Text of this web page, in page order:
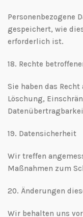
Personenbezogene
gespeichert, wie
erforderlich ist.
18.⁠ ⁠Rechte
Sie haben das
Löschung,
19.⁠ ⁠Datensicherheit
Wir treffen
Maßnahmen zum
20.⁠ ⁠Änderungen
Wir behalten uns